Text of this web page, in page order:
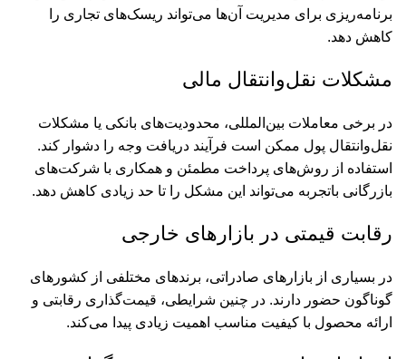
برنامه‌ریزی برای مدیریت آن‌ها می‌تواند ریسک‌های تجاری را
کاهش دهد.
مشکلات نقل‌وانتقال مالی
در برخی معاملات بین‌المللی، محدودیت‌های بانکی یا مشکلات
نقل‌وانتقال پول ممکن است فرآیند دریافت وجه را دشوار کند.
استفاده از روش‌های پرداخت مطمئن و همکاری با شرکت‌های
بازرگانی باتجربه می‌تواند این مشکل را تا حد زیادی کاهش دهد.
رقابت قیمتی در بازارهای خارجی
در بسیاری از بازارهای صادراتی، برندهای مختلفی از کشورهای
گوناگون حضور دارند. در چنین شرایطی، قیمت‌گذاری رقابتی و
ارائه محصول با کیفیت مناسب اهمیت زیادی پیدا می‌کند.